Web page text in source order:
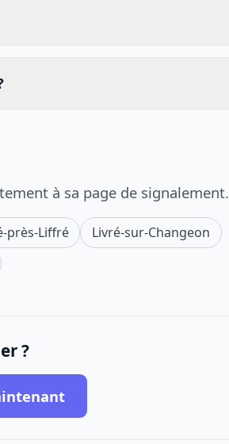
à sa page de signalement.
près-Liffré
Livré-sur-Changeon
?